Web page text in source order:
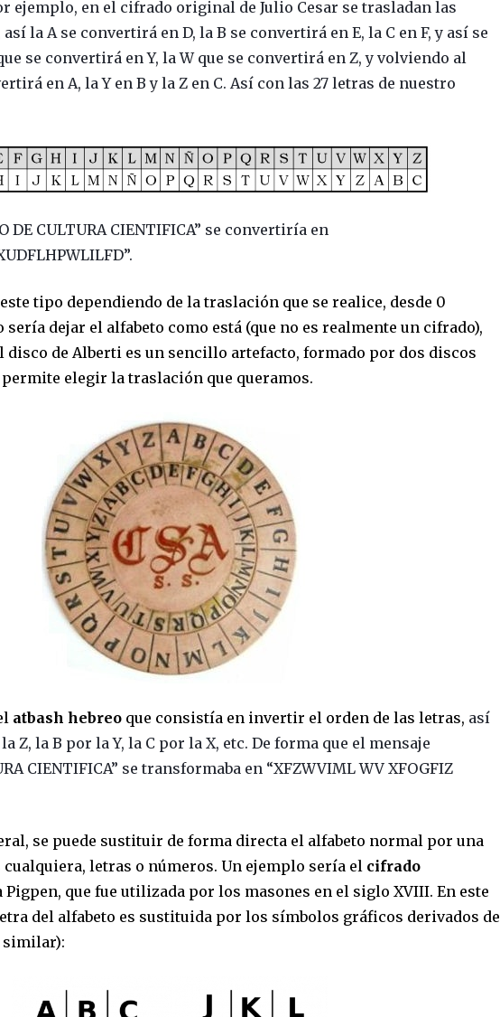
ejemplo, en el cifrado original de Julio Cesar se trasladan las
la A se convertirá en D, la B se convertirá en E, la C en F, y así se
se convertirá en Y, la W que se convertirá en Z, y volviendo al
en A, la Y en B y la Z en C. Así con las 27 letras de nuestro
DE CULTURA CIENTIFICA” se convertiría en
tipo dependiendo de la traslación que se realice, desde 0
sería dejar el alfabeto como está (que no es realmente un cifrado),
disco de Alberti es un sencillo artefacto, formado por dos discos
elegir la traslación que queramos.
atbash hebreo que consistía en invertir el orden de las letras, así
Z, la B por la Y, la C por la X, etc. De forma que el mensaje
CIENTIFICA” se transformaba en “XFZWVIML WV XFOGFIZ
se puede sustituir de forma directa el alfabeto normal por una
letras o números. Un ejemplo sería el cifrado
Pigpen, que fue utilizada por los masones en el siglo XVIII. En este
del alfabeto es sustituida por los símbolos gráficos derivados de
similar):